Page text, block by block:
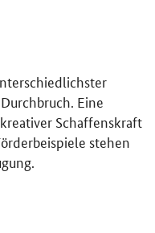
Eine
Schaffenskraft
stehen